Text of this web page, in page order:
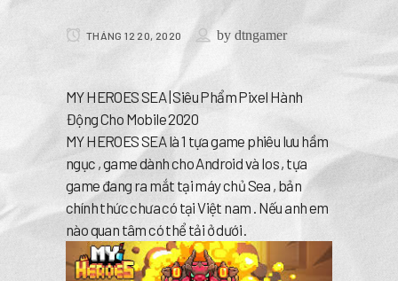
THÁNG 12 20, 2020 by dtngamer
MY HEROES SEA | Siêu Phẩm Pixel Hành
Động Cho Mobile 2020
MY HEROES SEA là 1 tựa game phiêu lưu hầm
ngục , game dành cho Android và Ios , tựa
game đang ra mắt tại máy chủ Sea , bản
chính thức chưa có tại Việt nam . Nếu anh em
nào quan tâm có thể tải ở dưới .